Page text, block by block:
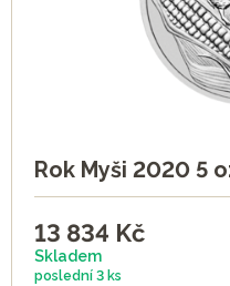
Rok Myši 2020 5
13 834 Kč
Skladem
poslední 3 ks